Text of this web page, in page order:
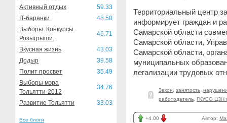
Активный отдых
59.33
IT-баранки
48.50
Выборы. Конкурсы.
Розыгрыши.
46.71
Вкусная жизнь
43.03
Додыр
39.58
Полит просвет
35.49
Выборы мэра
Тольятти-2012
34.76
Развитие Тольятти 33.03
Все блоги
Территориальный центр
информирует граждан и
Самарской области
Самарской области,
Самарской области,
муниципальных
легализации трудовых
Закон занятость
работодатель ГКУСО ЦЗН
+4.00 Автор: